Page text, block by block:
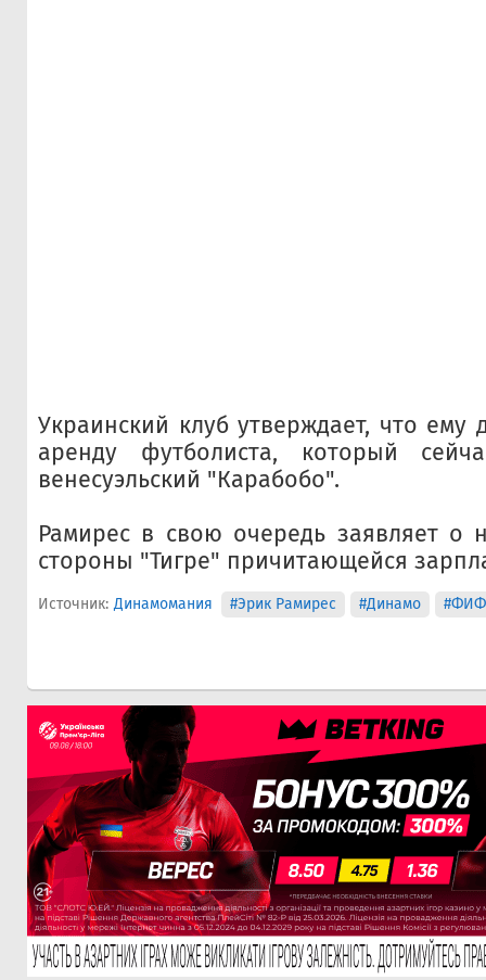
Украинский клуб утверждает, что ему
аренду футболиста, который
венесуэльский "Карабобо".
Рамирес в свою очередь заявляет о
стороны "Тигре" причитающейся
Источник: Динамомания #Эрик Рамирес #Динамо